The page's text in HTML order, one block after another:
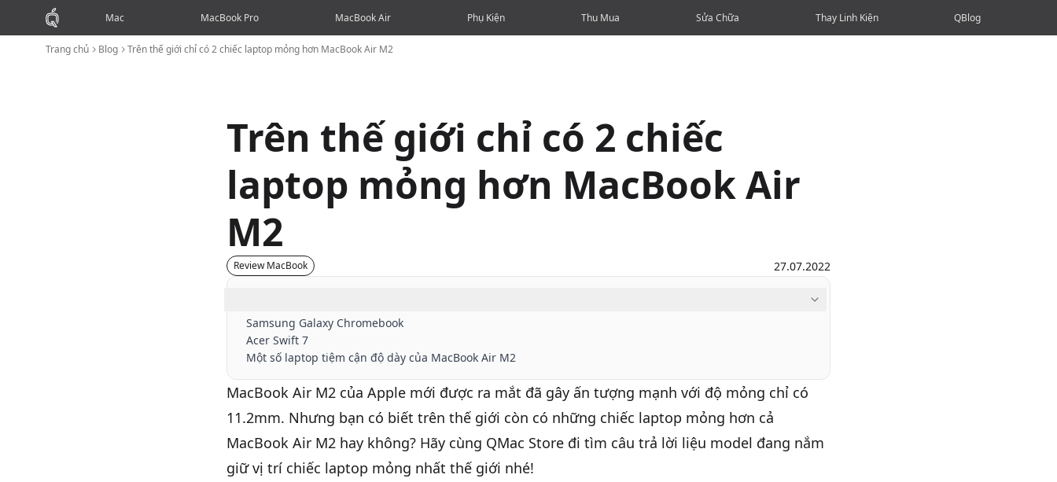
Mac MacBook Pro MacBook Air Phụ Kiện Thu Mua Sửa Chữa Thay Linh Kiện QBlog
Trang chủ Blog Trên thế giới chỉ có 2 chiếc laptop mỏng hơn MacBook Air M2
Trên thế giới chỉ có 2 chiếc
laptop mỏng hơn MacBook Air
M2
Review MacBook 27.07.2022
Samsung Galaxy Chromebook
Acer Swift 7
Một số laptop tiệm cận độ dày của MacBook Air M2
MacBook Air M2 của Apple mới được ra mắt đã gây ấn tượng mạnh với độ mỏng chỉ có
11.2mm. Nhưng bạn có biết trên thế giới còn có những chiếc laptop mỏng hơn cả
MacBook Air M2 hay không? Hãy cùng QMac Store đi tìm câu trả lời liệu model đang nắm
giữ vị trí chiếc laptop mỏng nhất thế giới nhé!